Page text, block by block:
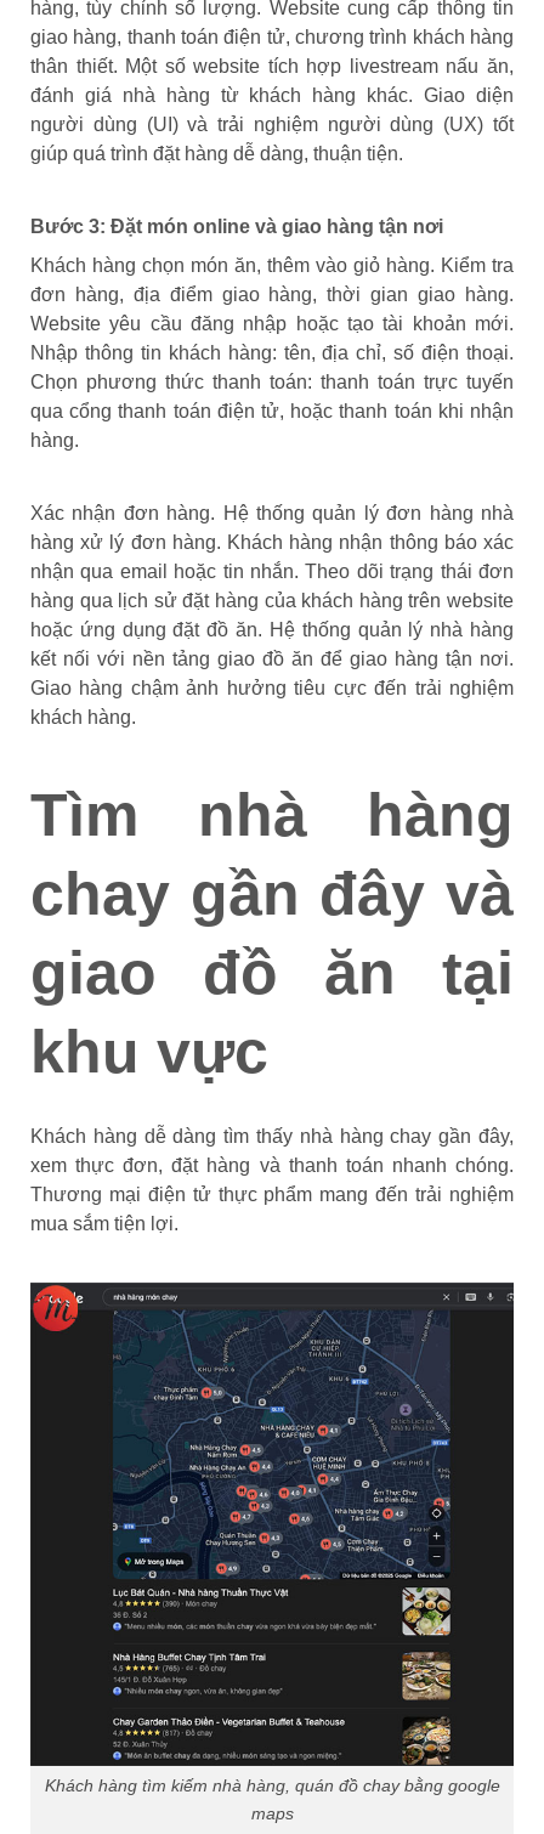
hàng, tùy chỉnh số lượng. Website cung cấp thông tin
giao hàng, thanh toán điện tử, chương trình khách hàng
thân thiết. Một số website tích hợp livestream nấu ăn,
đánh giá nhà hàng từ khách hàng khác. Giao diện
người dùng (UI) và trải nghiệm người dùng (UX) tốt
giúp quá trình đặt hàng dễ dàng, thuận tiện.
Bước 3: Đặt món online và giao hàng tận nơi
Khách hàng chọn món ăn, thêm vào giỏ hàng. Kiểm tra
đơn hàng, địa điểm giao hàng, thời gian giao hàng.
Website yêu cầu đăng nhập hoặc tạo tài khoản mới.
Nhập thông tin khách hàng: tên, địa chỉ, số điện thoại.
Chọn phương thức thanh toán: thanh toán trực tuyến
qua cổng thanh toán điện tử, hoặc thanh toán khi nhận
hàng.
Xác nhận đơn hàng. Hệ thống quản lý đơn hàng nhà
hàng xử lý đơn hàng. Khách hàng nhận thông báo xác
nhận qua email hoặc tin nhắn. Theo dõi trạng thái đơn
hàng qua lịch sử đặt hàng của khách hàng trên website
hoặc ứng dụng đặt đồ ăn. Hệ thống quản lý nhà hàng
kết nối với nền tảng giao đồ ăn để giao hàng tận nơi.
Giao hàng chậm ảnh hưởng tiêu cực đến trải nghiệm
khách hàng.
Tìm nhà hàng
chay gần đây và
giao đồ ăn tại
khu vực
Khách hàng dễ dàng tìm thấy nhà hàng chay gần đây,
xem thực đơn, đặt hàng và thanh toán nhanh chóng.
Thương mại điện tử thực phẩm mang đến trải nghiệm
mua sắm tiện lợi.
Khách hàng tìm kiếm nhà hàng, quán đồ chay bằng google
maps